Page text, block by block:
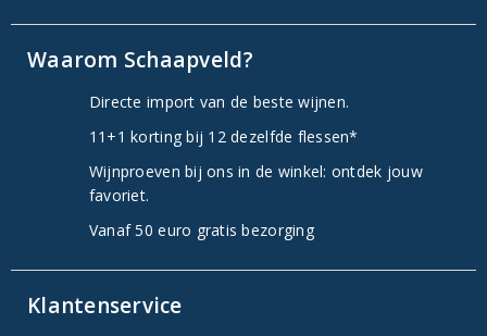
Waarom Schaapveld?
Directe import van de beste wijnen.
11+1 korting bij 12 dezelfde flessen*
Wijnproeven bij ons in de winkel: ontdek jouw
favoriet.
Vanaf 50 euro gratis bezorging
Klantenservice